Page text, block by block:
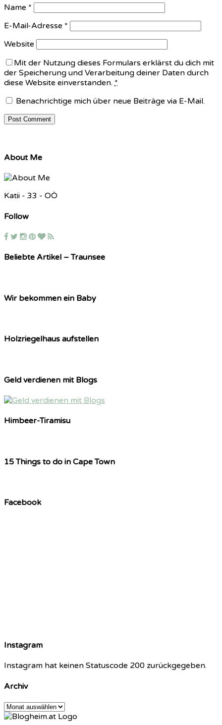
Name *
E-Mail-Adresse *
Website
Mit der Nutzung dieses Formulars erklärst du dich mit
der Speicherung und Verarbeitung deiner Daten durch
diese Website einverstanden. *
Benachrichtige mich über neue Beiträge via E-Mail.
About Me
Katii - 33 - OÖ
Follow
Beliebte Artikel – Traunsee
Wir bekommen ein Baby
Holzriegelhaus aufstellen
Geld verdienen mit Blogs
Himbeer-Tiramisu
15 Things to do in Cape Town
Facebook
Instagram
Instagram hat keinen Statuscode 200 zurückgegeben.
Archiv
Archiv